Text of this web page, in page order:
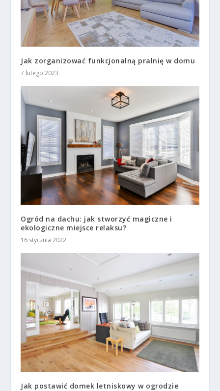
Jak zorganizować funkcjonalną pralnię w domu
7 lutego 2023
Ogród na dachu: jak stworzyć magiczne i
ekologiczne miejsce relaksu?
16 stycznia 2022
Jak postawić domek letniskowy w ogrodzie